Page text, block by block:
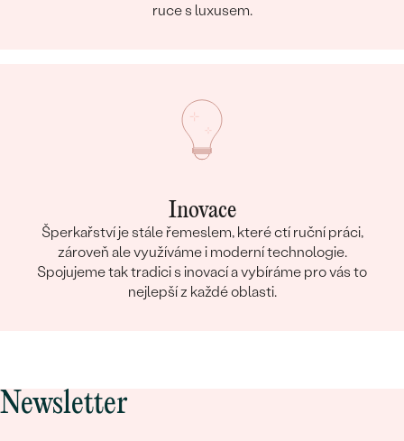
ruce s luxusem.
Inovace
Šperkařství je stále řemeslem, které ctí ruční práci,
zároveň ale využíváme i moderní technologie.
Spojujeme tak tradici s inovací a vybíráme pro vás to
nejlepší z každé oblasti.
Newsletter